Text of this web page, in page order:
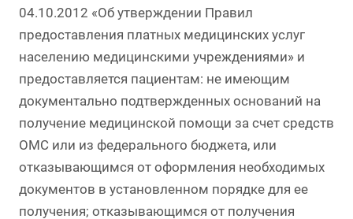
04.10.2012 «Об утверждении Правил
предоставления платных медицинских услуг
населению медицинскими учреждениями» и
предоставляется пациентам: не имеющим
документально подтвержденных оснований на
получение медицинской помощи за счет средств
ОМС или из федерального бюджета, или
отказывающимся от оформления необходимых
документов в установленном порядке для ее
получения; отказывающимся от получения